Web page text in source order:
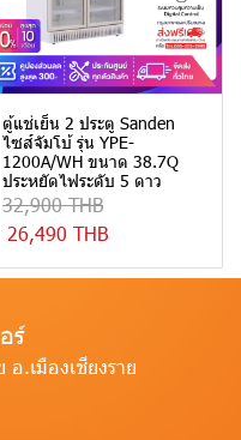
ตู้แช่เย็น 2 ประตู Sanden
ไซส์จัมโบ้ รุ่น YPE-
1200A/WH ขนาด 38.7Q
ประหยัดไฟระดับ 5 ดาว
32,900 THB
26,490 THB
ร์
.เมืองเชียงราย